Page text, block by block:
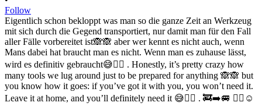
Follow
Eigentlich schon bekloppt was man so die ganze Zeit an Werkzeug
mit sich durch die Gegend transportiert, nur damit man für den Fall
aller Fälle vorbereitet ist🙈🙈 aber wer kennt es nicht auch, wenn
Mans dabei hat braucht man es nicht. Wenn man es zuhause lässt,
wird es definitiv gebraucht😅✌🏻 . Honestly, it’s pretty crazy how
many tools we lug around just to be prepared for anything 🙈🙈 but
you know how it goes: if you’ve got it with you, you won’t need it.
Leave it at home, and you’ll definitely need it 😅✌🏻 . 🚒➡️🚐 ✌🏻☺️